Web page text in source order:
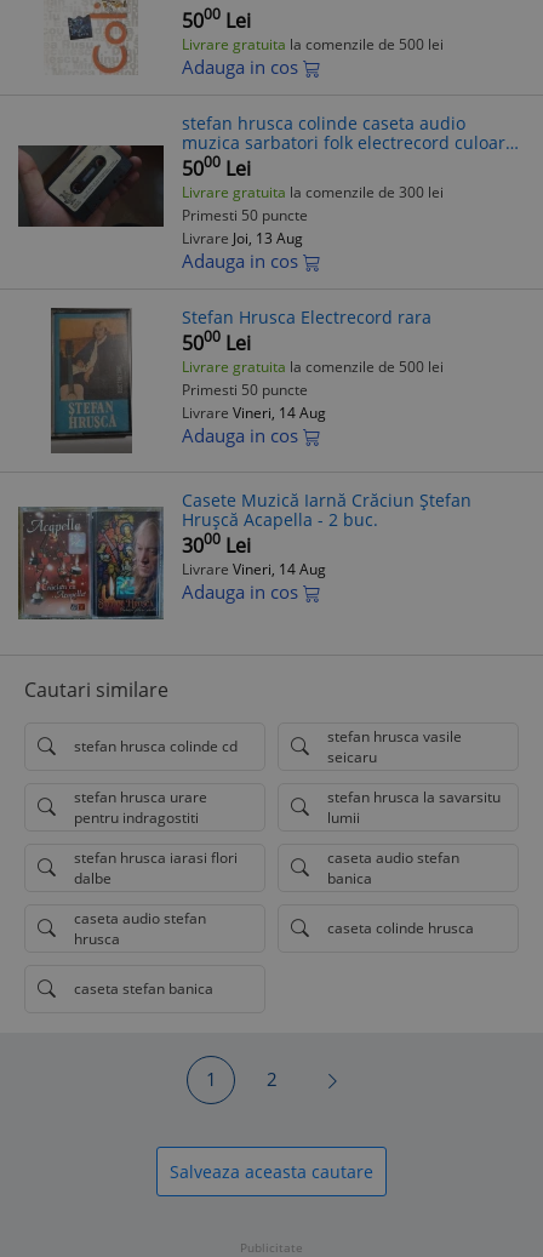
5000 Lei
Livrare gratuita la comenzile de 500 lei
Adauga in cos
stefan hrusca colinde caseta audio
muzica sarbatori folk electrecord culoare
neagra
5000 Lei
Livrare gratuita la comenzile de 300 lei
Primesti 50 puncte
Livrare Joi, 13 Aug
Adauga in cos
Stefan Hrusca Electrecord rara
5000 Lei
Livrare gratuita la comenzile de 500 lei
Primesti 50 puncte
Livrare Vineri, 14 Aug
Adauga in cos
Casete Muzică Iarnă Crăciun Ștefan
Hrușcă Acapella - 2 buc.
3000 Lei
Livrare Vineri, 14 Aug
Adauga in cos
Cautari similare
stefan hrusca colinde cd
stefan hrusca vasile
seicaru
stefan hrusca urare
pentru indragostiti
stefan hrusca la savarsitu
lumii
stefan hrusca iarasi flori
dalbe
caseta audio stefan
banica
caseta audio stefan
hrusca
caseta colinde hrusca
caseta stefan banica
1 2
Salveaza aceasta cautare
Publicitate